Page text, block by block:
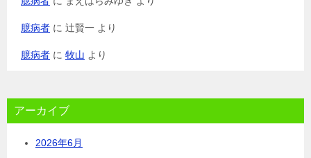
臆病者 に 辻賢一 より
臆病者 に 牧山 より
アーカイブ
2026年6月